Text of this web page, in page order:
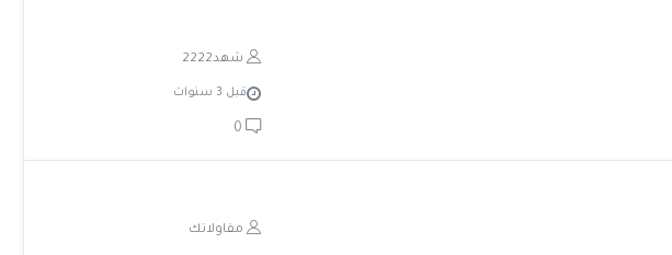
شهد2222
قبل 3 سنوات
0
مقاولاتك